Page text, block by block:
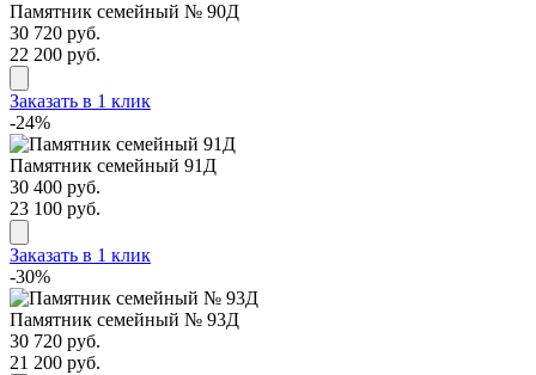
Памятник семейный № 90Д
30 720 руб.
22 200 руб.
Заказать в 1 клик
-24%
Памятник семейный 91Д
30 400 руб.
23 100 руб.
Заказать в 1 клик
-30%
Памятник семейный № 93Д
30 720 руб.
21 200 руб.